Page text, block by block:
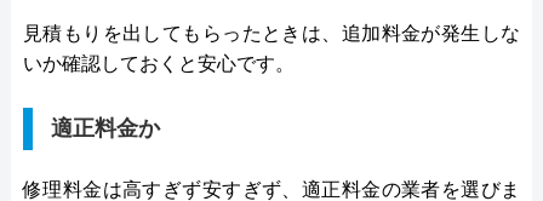
見積もりを出してもらったときは、追加料金が発生しな
いか確認しておくと安心です。
適正料金か
修理料金は高すぎず安すぎず、適正料金の業者を選びま